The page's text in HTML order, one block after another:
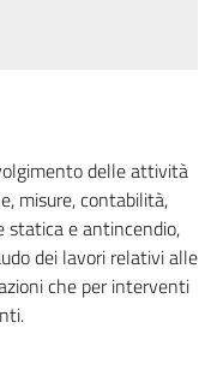
delle attività
misure, contabilità,
statica e antincendio,
dei lavori relativi alle
che per interventi